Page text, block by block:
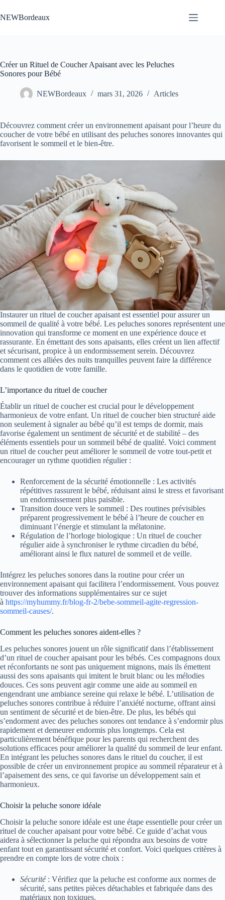
au
contenu
NEWBordeaux
Créer un Rituel de Coucher Apaisant avec les Peluches
Sonores pour Bébé
NEWBordeaux mars 31, 2026 Articles
Découvrez comment créer un environnement apaisant pour l’heure du
coucher de votre bébé en utilisant des peluches sonores innovantes qui
favorisent le sommeil et le bien-être.
Instaurer un rituel de coucher apaisant est essentiel pour assurer un
sommeil de qualité à votre bébé. Les peluches sonores représentent une
innovation qui transforme ce moment en une expérience douce et
rassurante. En émettant des sons apaisants, elles créent un lien affectif
et sécurisant, propice à un endormissement serein. Découvrez
comment ces alliées des nuits tranquilles peuvent faire la différence
dans le quotidien de votre famille.
L’importance du rituel de coucher
Établir un rituel de coucher est crucial pour le développement
harmonieux de votre enfant. Un rituel de coucher bien structuré aide
non seulement à signaler au bébé qu’il est temps de dormir, mais
favorise également un sentiment de sécurité et de stabilité – des
éléments essentiels pour un sommeil bébé de qualité. Voici comment
un rituel de coucher peut améliorer le sommeil de votre tout-petit et
encourager un rythme quotidien régulier :
Renforcement de la sécurité émotionnelle : Les activités
répétitives rassurent le bébé, réduisant ainsi le stress et favorisant
un endormissement plus paisible.
Transition douce vers le sommeil : Des routines prévisibles
préparent progressivement le bébé à l’heure de coucher en
diminuant l’énergie et stimulant la mélatonine.
Régulation de l’horloge biologique : Un rituel de coucher
régulier aide à synchroniser le rythme circadien du bébé,
améliorant ainsi le flux naturel de sommeil et de veille.
Intégrez les peluches sonores dans la routine pour créer un
environnement apaisant qui facilitera l’endormissement. Vous pouvez
trouver des informations supplémentaires sur ce sujet
à https://myhummy.fr/blog-fr-2/bebe-sommeil-agite-regression-
sommeil-causes/.
Comment les peluches sonores aident-elles ?
Les peluches sonores jouent un rôle significatif dans l’établissement
d’un rituel de coucher apaisant pour les bébés. Ces compagnons doux
et réconfortants ne sont pas uniquement mignons, mais ils émettent
aussi des sons apaisants qui imitent le bruit blanc ou les mélodies
douces. Ces sons peuvent agir comme une aide au sommeil en
engendrant une ambiance sereine qui relaxe le bébé. L’utilisation de
peluches sonores contribue à réduire l’anxiété nocturne, offrant ainsi
un sentiment de sécurité et de bien-être. De plus, les bébés qui
s’endorment avec des peluches sonores ont tendance à s’endormir plus
rapidement et demeurer endormis plus longtemps. Cela est
particulièrement bénéfique pour les parents qui recherchent des
solutions efficaces pour améliorer la qualité du sommeil de leur enfant.
En intégrant les peluches sonores dans le rituel du coucher, il est
possible de créer un environnement propice au sommeil réparateur et à
l’apaisement des sens, ce qui favorise un développement sain et
harmonieux.
Choisir la peluche sonore idéale
Choisir la peluche sonore idéale est une étape essentielle pour créer un
rituel de coucher apaisant pour votre bébé. Ce guide d’achat vous
aidera à sélectionner la peluche qui répondra aux besoins de votre
enfant tout en garantissant sécurité et confort. Voici quelques critères à
prendre en compte lors de votre choix :
Sécurité: Vérifiez que la peluche est conforme aux normes de
sécurité, sans petites pièces détachables et fabriquée dans des
matériaux non toxiques.